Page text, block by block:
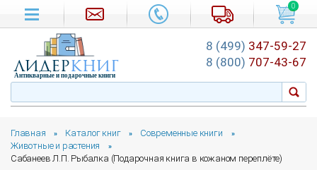
Главная » Каталог книг » Современные книги »
Животные и растения »
Сабанеев Л.П. Рыбалка (Подарочная книга в кожаном переплёте)
0
лидеркниг
Антикварные и подарочные книги
8 (499) 347-59-27
8 (800) 707-43-67